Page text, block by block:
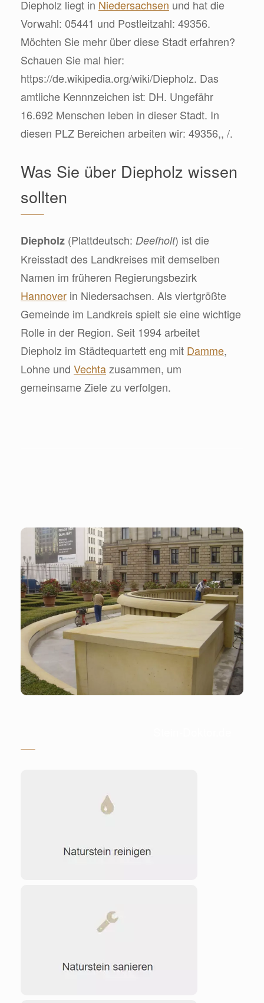
Diepholz liegt in Niedersachsen und hat die
Vorwahl: 05441 und Postleitzahl: 49356.
Möchten Sie mehr über diese Stadt erfahren?
Schauen Sie mal hier:
https://de.wikipedia.org/wiki/Diepholz. Das
amtliche Kennnzeichen ist: DH. Ungefähr
16.692 Menschen leben in dieser Stadt. In
diesen PLZ Bereichen arbeiten wir: 49356,, /.
Was Sie über Diepholz wissen
sollten
Diepholz (Plattdeutsch: Deefholt) ist die
Kreisstadt des Landkreises mit demselben
Namen im früheren Regierungsbezirk
Hannover in Niedersachsen. Als viertgrößte
Gemeinde im Landkreis spielt sie eine wichtige
Rolle in der Region. Seit 1994 arbeitet
Diepholz im Städtequartett eng mit Damme,
Lohne und Vechtazusammen, um
gemeinsame Ziele zu verfolgen.